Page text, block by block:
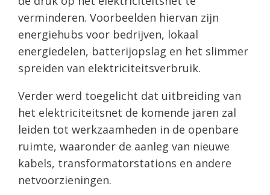
verminderen. Voorbeelden hiervan zijn
energiehubs voor bedrijven, lokaal
energiedelen, batterijopslag en het slimmer
spreiden van elektriciteitsverbruik.
Verder werd toegelicht dat uitbreiding van
het elektriciteitsnet de komende jaren zal
leiden tot werkzaamheden in de openbare
ruimte, waaronder de aanleg van nieuwe
kabels, transformatorstations en andere
netvoorzieningen.